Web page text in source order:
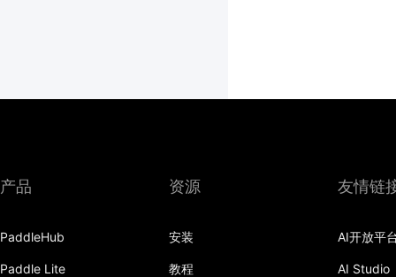
产品
PaddleHub
Paddle Lite
资源
安装
教程
友情链
AI开放平
AI Studio